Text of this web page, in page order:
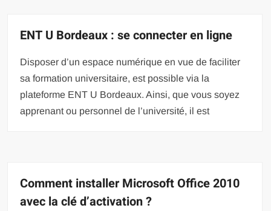
ENT U Bordeaux : se connecter en ligne
Disposer d’un espace numérique en vue de faciliter
sa formation universitaire, est possible via la
plateforme ENT U Bordeaux. Ainsi, que vous soyez
apprenant ou personnel de l’université, il est
Comment installer Microsoft Office 2010
avec la clé d’activation ?